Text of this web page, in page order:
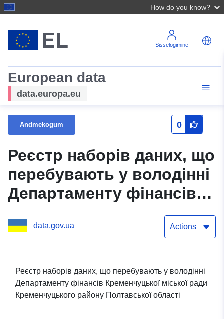
How do you know?
Sisselogimine
European data
data.europa.eu
Andmekogum 0
Реєстр наборів даних, що
перебувають у володінні
Департаменту фінансів
Кременчуцької міської
ради Кременчуцького
області
data.gov.ua Actions
Реєстр наборів даних, що перебувають у володінні
Департаменту фінансів Кременчуцької міської ради
Кременчуцького району Полтавської області